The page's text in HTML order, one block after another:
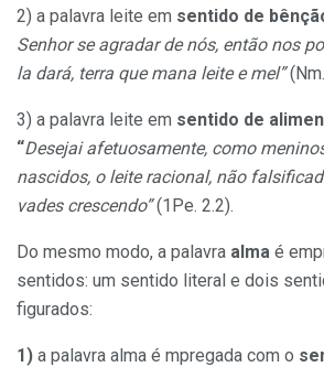
2) a palavra leite em sentido de
Senhor se agradar de nós, então nos
la dará, terra que mana leite e mel”
3) a palavra leite em sentido de
“Desejai afetuosamente, como
nascidos, o leite racional, não
vades crescendo”(1Pe. 2.2).
Do mesmo modo, a palavra alma é
sentidos: um sentido literal e dois
figurados:
1) a palavra alma é mpregada com o